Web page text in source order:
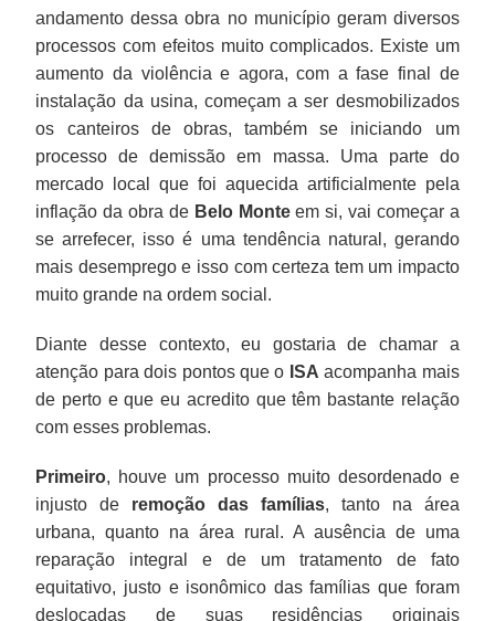
andamento dessa obra no município geram diversos
processos com efeitos muito complicados. Existe um
aumento da violência e agora, com a fase final de
instalação da usina, começam a ser desmobilizados
os canteiros de obras, também se iniciando um
processo de demissão em massa. Uma parte do
mercado local que foi aquecida artificialmente pela
inflação da obra de Belo Monteem si, vai começar a
se arrefecer, isso é uma tendência natural, gerando
mais desemprego e isso com certeza tem um impacto
muito grande na ordem social.
Diante desse contexto, eu gostaria de chamar a
atenção para dois pontos que o ISA acompanha mais
de perto e que eu acredito que têm bastante relação
com esses problemas.
Primeiro, houve um processo muito desordenado e
injusto de remoção das famílias, tanto na área
urbana, quanto na área rural. A ausência de uma
reparação integral e de um tratamento de fato
equitativo, justo e isonômico das famílias que foram
deslocadas de suas residências originais